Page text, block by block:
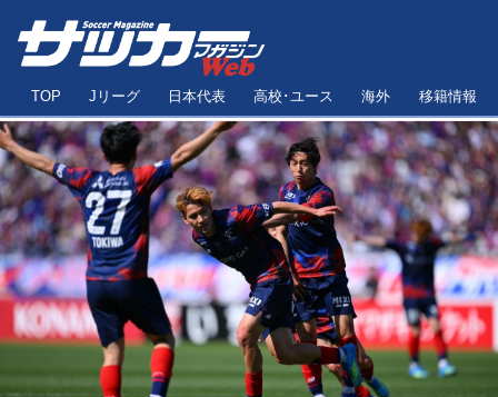
TOP Jリーグ 日本代表 高校･ユース 海外 移籍情報